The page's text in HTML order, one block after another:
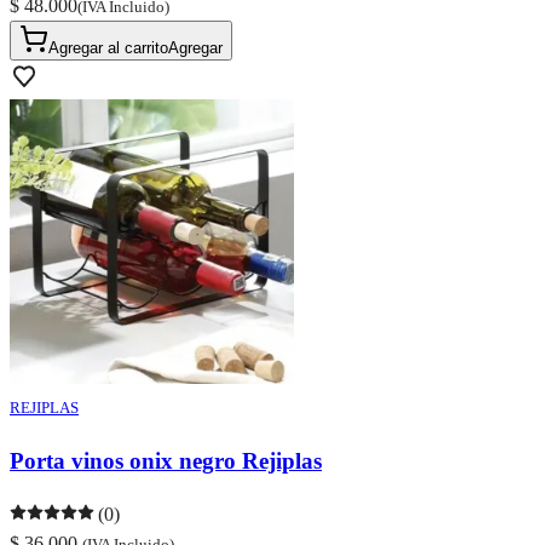
$ 48.000(IVA Incluido)
Agregar al carritoAgregar
REJIPLAS
Porta vinos onix negro Rejiplas
(0)